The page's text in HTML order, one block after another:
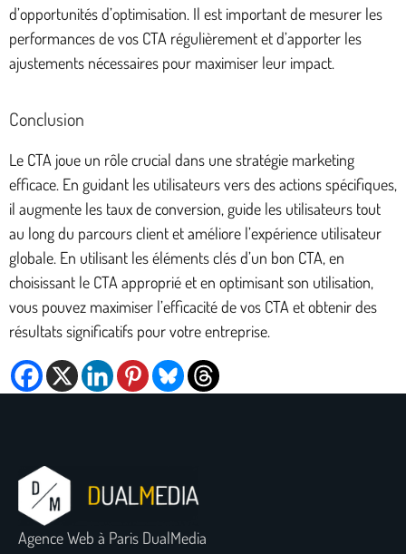
d’opportunités d’optimisation. Il est important de mesurer les
performances de vos CTA régulièrement et d’apporter les
ajustements nécessaires pour maximiser leur impact.
Conclusion
Le CTA joue un rôle crucial dans une stratégie marketing
efficace. En guidant les utilisateurs vers des actions spécifiques,
il augmente les taux de conversion, guide les utilisateurs tout
au long du parcours client et améliore l’expérience utilisateur
globale. En utilisant les éléments clés d’un bon CTA, en
choisissant le CTA approprié et en optimisant son utilisation,
vous pouvez maximiser l’efficacité de vos CTA et obtenir des
résultats significatifs pour votre entreprise.
Agence Web à Paris DualMedia